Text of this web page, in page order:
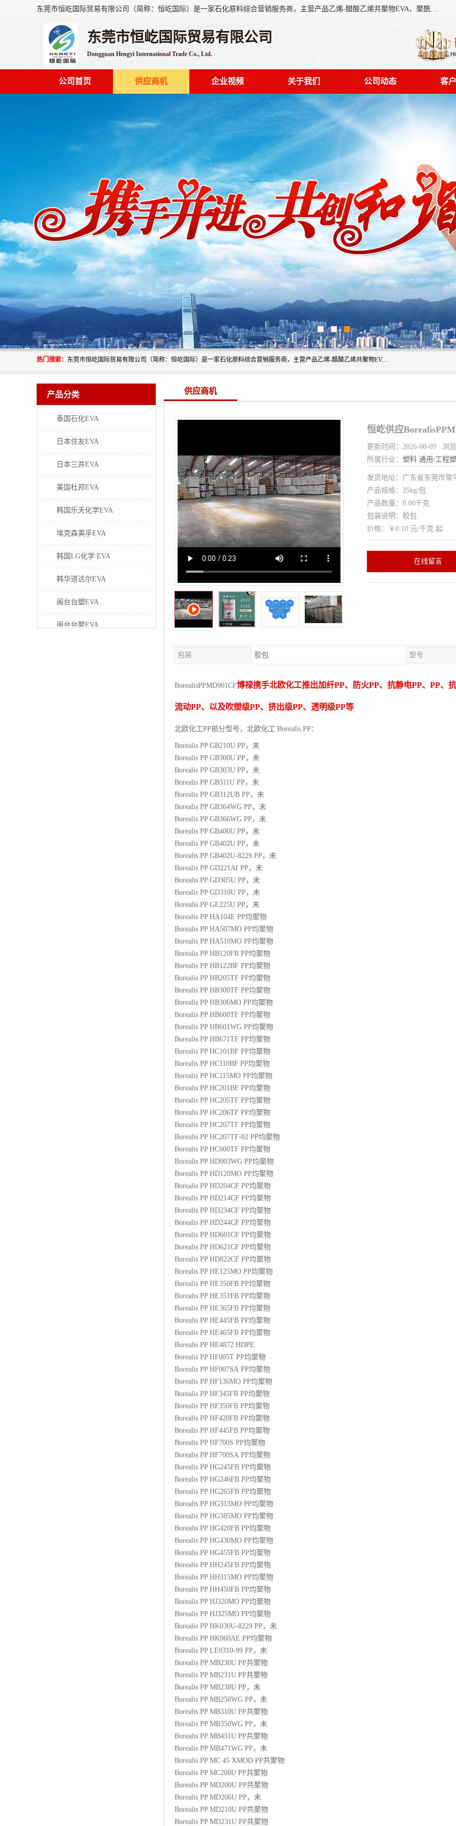
东莞市恒屹国际贸易有限公司（简称：恒屹国际）是一家石化原料综合营销服务商，主营产品乙烯-醋酸乙烯共聚物EVA、聚酰胺PA（尼龙）、醚酯型热塑弹性体TPEE等，公司秉承以市场为导向的战略思想，致力于大宗石化原料在中国市场的营销服务业务，为客户提供一站式的全面服务。
东莞市恒屹国际贸易有限公司
Dongguan Hengyi International Trade Co., Ltd.
公司首页 供应商机 企业视频 关于我们 公司动态 客
热门搜索： 东莞市恒屹国际贸易有限公司（简称：恒屹国际）是一家石化原料综合营销服务商，主营产品乙烯-醋酸乙烯共聚物EVA、聚酰胺PA（尼龙）、醚酯型热塑弹性体TPEE等，公司秉承以市场为导向的战略思想，致力于大宗石化原料在中国市场的营销服务业务，为客户提供一站式的全面服务。
产品分类
泰国石化EVA
日本住友EVA
日本三井EVA
美国杜邦EVA
韩国乐天化学EVA
埃克森美孚EVA
韩国LG化学 EVA
韩华道达尔EVA
闽台台塑EVA
闽台台聚EVA
供应商机
恒屹供应
更新时间：2026-08-09 浏
所属行业： 塑料 通用/工程
发货地址：广东省东莞市常
产品规格：25kg/包
产品数量：0.00千克
包装说明：胶包
价格：￥ 0.10 元/千克 起
在线留言
包装 胶包 型号
BorealisPPMD901CF博禄携手北欧化工推出加纤PP、防火PP、抗静电PP、 PP、
流动PP、以及吹塑级PP、挤出级PP、透明级PP等
北欧化工PP部分型号，北欧化工 Borealis PP：
Borealis PP GB210U PP ，未
Borealis PP GB300U PP ，未
Borealis PP GB303U PP ，未
Borealis PP GB311U PP ，未
Borealis PP GB312UB PP ，未
Borealis PP GB364WG PP ，未
Borealis PP GB366WG PP ，未
Borealis PP GB400U PP ，未
Borealis PP GB402U PP ，未
Borealis PP GB402U-8229 PP ，未
Borealis PP GD221AI PP ，未
Borealis PP GD305U PP ，未
Borealis PP GD310U PP ，未
Borealis PP GE225U PP ，未
Borealis PP HA104E PP均聚物
Borealis PP HA507MO PP均聚物
Borealis PP HA510MO PP均聚物
Borealis PP HB120FB PP均聚物
Borealis PP HB122BF PP均聚物
Borealis PP HB205TF PP均聚物
Borealis PP HB300TF PP均聚物
Borealis PP HB306MO PP均聚物
Borealis PP HB600TF PP均聚物
Borealis PP HB601WG PP均聚物
Borealis PP HB671TF PP均聚物
Borealis PP HC101BF PP均聚物
Borealis PP HC110BF PP均聚物
Borealis PP HC115MO PP均聚物
Borealis PP HC201BF PP均聚物
Borealis PP HC205TF PP均聚物
Borealis PP HC206TF PP均聚物
Borealis PP HC207TF PP均聚物
Borealis PP HC207TF-02 PP均聚物
Borealis PP HC600TF PP均聚物
Borealis PP HD003WG PP均聚物
Borealis PP HD120MO PP均聚物
Borealis PP HD204CF PP均聚物
Borealis PP HD214CF PP均聚物
Borealis PP HD234CF PP均聚物
Borealis PP HD244CF PP均聚物
Borealis PP HD601CF PP均聚物
Borealis PP HD621CF PP均聚物
Borealis PP HD822CF PP均聚物
Borealis PP HE125MO PP均聚物
Borealis PP HE350FB PP均聚物
Borealis PP HE351FB PP均聚物
Borealis PP HE365FB PP均聚物
Borealis PP HE445FB PP均聚物
Borealis PP HE465FB PP均聚物
Borealis PP HE4872 HDPE
Borealis PP HF005T PP均聚物
Borealis PP HF007SA PP均聚物
Borealis PP HF136MO PP均聚物
Borealis PP HF345FB PP均聚物
Borealis PP HF350FB PP均聚物
Borealis PP HF420FB PP均聚物
Borealis PP HF445FB PP均聚物
Borealis PP HF700S PP均聚物
Borealis PP HF700SA PP均聚物
Borealis PP HG245FB PP均聚物
Borealis PP HG246FB PP均聚物
Borealis PP HG265FB PP均聚物
Borealis PP HG313MO PP均聚物
Borealis PP HG385MO PP均聚物
Borealis PP HG420FB PP均聚物
Borealis PP HG430MO PP均聚物
Borealis PP HG455FB PP均聚物
Borealis PP HH245FB PP均聚物
Borealis PP HH315MO PP均聚物
Borealis PP HH450FB PP均聚物
Borealis PP HJ320MO PP均聚物
Borealis PP HJ325MO PP均聚物
Borealis PP HK030U-8229 PP ，未
Borealis PP HK060AE PP均聚物
Borealis PP LE0310-99 PP ，未
Borealis PP MB230U PP共聚物
Borealis PP MB231U PP共聚物
Borealis PP MB238U PP ，未
Borealis PP MB250WG PP ，未
Borealis PP MB310U PP共聚物
Borealis PP MB350WG PP ，未
Borealis PP MB431U PP共聚物
Borealis PP MB471WG PP ，未
Borealis PP MC 45 XMOD PP共聚物
Borealis PP MC208U PP共聚物
Borealis PP MD200U PP共聚物
Borealis PP MD206U PP ，未
Borealis PP MD210U PP共聚物
Borealis PP MD231U PP共聚物